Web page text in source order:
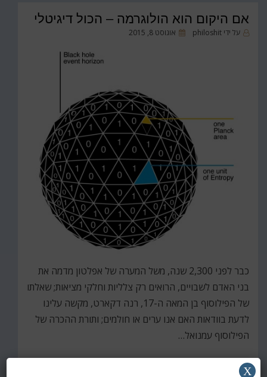
אם היקום הוא הולוגרמה – הכול דיגיטלי
על ידי philoshit
פורסםאוגוסט 8, 2015
כבר לפני 2,300 שנה, משל המערה של אפלטון מדמה את
בני האדם לשבויים, הרואים רק צלליות וחלקי מציאות; שאלתו
של הפילוסוף בן המאה ה-17, רנה דקארט, מקשה עלינו
לדעת בוודאות האם אנו ערים או חולמים; ותורת ההכרה של
הפילוסוף עמנואל…
קרא עוד
X